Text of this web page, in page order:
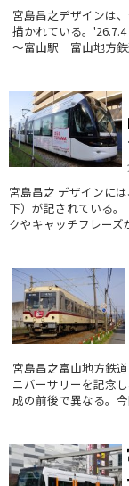
宮島昌之デザインは
描かれている。
～富山駅 富山地方
宮島昌之 デザインに
下）が記されている。
クやキャッチフレー
宮島昌之富山地方鉄
ニバーサリーを記念
成の前後で異なる。